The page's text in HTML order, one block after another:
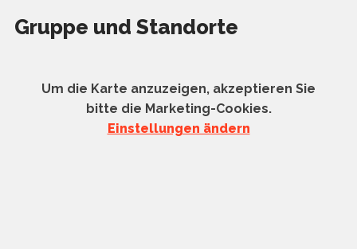
Gruppe und Standorte
Um die Karte anzuzeigen, akzeptieren Sie
bitte die Marketing-Cookies.
Einstellungen ändern